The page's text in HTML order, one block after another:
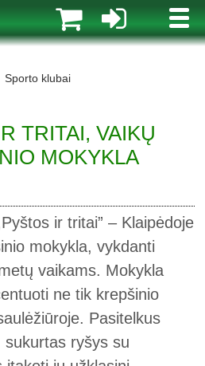
MENIU
Sporto klubai
TRITAI, VAIKŲ
MOKYKLA
ir tritai” – Klaipėdoje
mokykla, vykdanti
vaikams. Mokykla
ne tik krepšinio
Pasitelkus
ryšys su